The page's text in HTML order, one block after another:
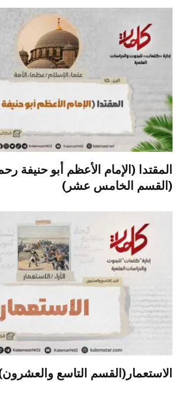
المقتدا (الإمام الأعظم أبو حنيفة
(القسم الخامس عشر)
الاستعمار(القسم التاسع